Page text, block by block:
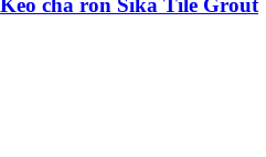
Keo chà ron Sika Tile Grout